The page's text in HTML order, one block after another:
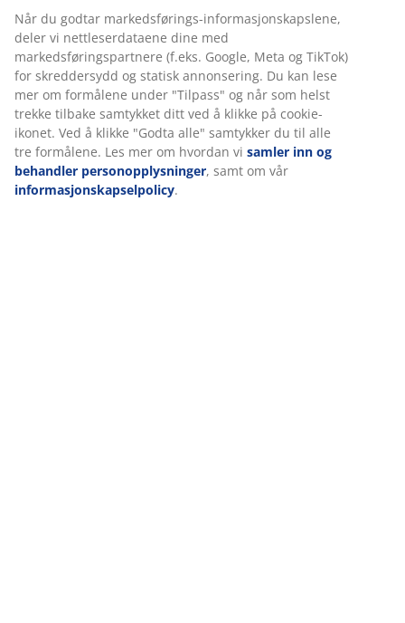
Omtaler
(1)
Levering
Når du godtar markedsførings-informasjonskapslene,
deler vi nettleserdataene dine med
markedsføringspartnere (f.eks. Google, Meta og TikTok)
for skreddersydd og statisk annonsering. Du kan lese
mer om formålene under "Tilpass" og når som helst
trekke tilbake samtykket ditt ved å klikke på cookie-
ikonet. Ved å klikke "Godta alle" samtykker du til alle
tre formålene. Les mer om hvordan vi samler inn og
behandler personopplysninger, samt om vår
informasjonskapselpolicy.